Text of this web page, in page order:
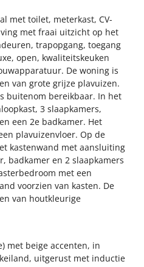
met toilet, meterkast, CV-
met fraai uitzicht op het
trapopgang, toegang
open, kwaliteitskeuken
De woning is
van grote grijze plavuizen.
buitenom bereikbaar. In het
3 slaapkamers,
een 2e badkamer. Het
plavuizenvloer. Op de
kastenwand met aansluiting
badkamer en 2 slaapkamers
met een
voorzien van kasten. De
van houtkleurige
met beige accenten, in
uitgerust met inductie